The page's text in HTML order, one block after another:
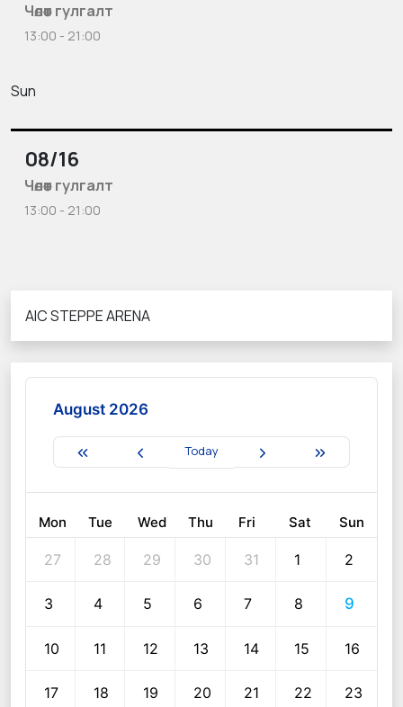
Чөлөөт гулгалт
13:00 - 21:00
Sun
08/16
Чөлөөт гулгалт
13:00 - 21:00
AIC STEPPE ARENA
August 2026
Today
Mon Tue Wed Thu Fri Sat Sun
27 28 29 30 31 1 2
3 4 5 6 7 8 9
10 11 12 13 14 15 16
17 18 19 20 21 22 23